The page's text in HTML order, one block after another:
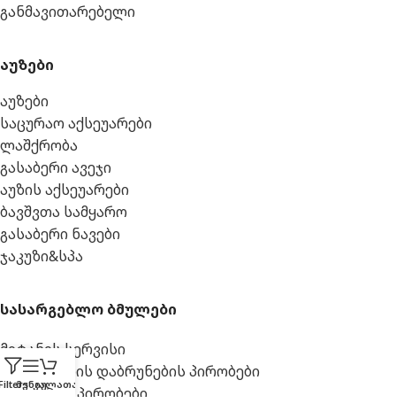
განმავითარებელი
აუზები
აუზები
საცურაო აქსეუარები
ლაშქრობა
გასაბერი ავეჯი
აუზის აქსეუარები
ბავშვთა სამყარო
გასაბერი ნავები
ჯაკუზი&სპა
სასარგებლო ბმულები
მიტანის სერვისი
პროდუქციის დაბრუნების პირობები
წესები და პირობები
მენიუკალათა